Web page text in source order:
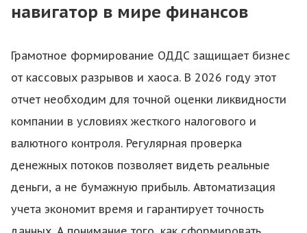
навигатор в мире финансов
Грамотное формирование ОДДС защищает бизнес
от кассовых разрывов и хаоса. В 2026 году этот
отчет необходим для точной оценки ликвидности
компании в условиях жесткого налогового и
валютного контроля. Регулярная проверка
денежных потоков позволяет видеть реальные
деньги, а не бумажную прибыль. Автоматизация
учета экономит время и гарантирует точность